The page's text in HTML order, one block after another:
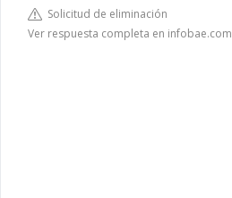
Solicitud de eliminación
Ver respuesta completa en infobae.com